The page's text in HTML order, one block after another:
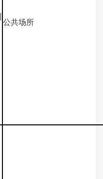
公共场所